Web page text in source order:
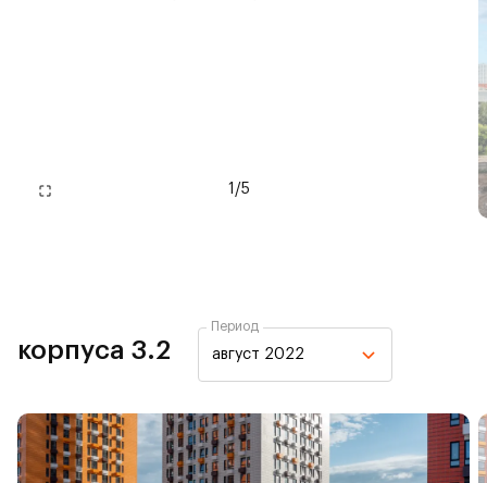
1 /5
корпуса 3.2
Период
август 2022